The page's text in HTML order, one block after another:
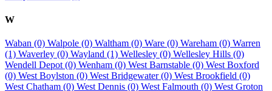
W
Waban (0) Walpole (0) Waltham (0) Ware (0) Wareham (0) Warren
(1) Waverley (0) Wayland (1) Wellesley (0) Wellesley Hills (0)
Wendell Depot (0) Wenham (0) West Barnstable (0) West Boxford
(0) West Boylston (0) West Bridgewater (0) West Brookfield (0)
West Chatham (0) West Dennis (0) West Falmouth (0) West Groton